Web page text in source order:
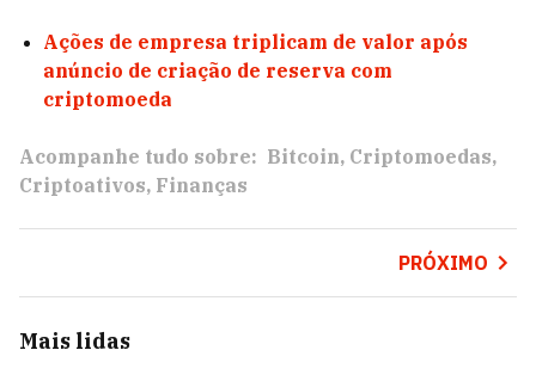
Ações de empresa triplicam de valor após
anúncio de criação de reserva com
criptomoeda
Acompanhe tudo sobre: Bitcoin Criptomoedas
Criptoativos Finanças
PRÓXIMO
Mais lidas